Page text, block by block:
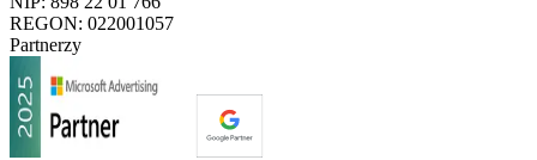
REGON: 022001057
Partnerzy